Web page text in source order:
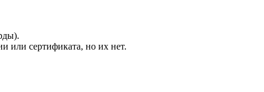
или сертификата, но их нет.